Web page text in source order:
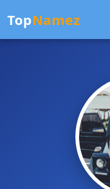
TopNamez